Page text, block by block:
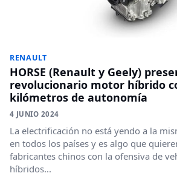
RENAULT
HORSE (Renault y Geely)
revolucionario motor híbrido
kilómetros de autonomía
4 JUNIO 2024
La electrificación no está yendo a la
en todos los países y es algo que
fabricantes chinos con la ofensiva de
híbridos...